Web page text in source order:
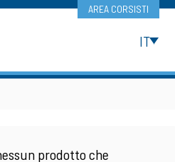
AREA CORSISTI
IT
prodotto che